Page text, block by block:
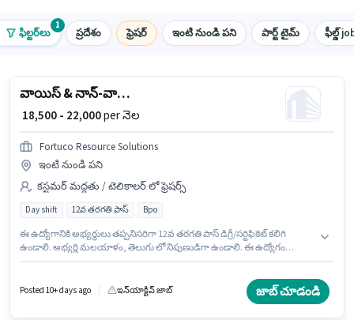
ఫిల్టర్‌లు
1
ప్రదేశం ఫ్రెషర్ ఇంటి నుండి పని పార్ట్ టైమ్ ఫీల్డ్
వాయిస్ & నాన్-వాయిస్ కస్టమర్ సపోర్ట్ ఎగ్జిక్యూటివ్
₹ 18,500 - 22,000per నెల
Fortuco Resource Solutions
ఇంటి నుండి పని
కస్టమర్ మద్దతు / టెలికాలర్ లో ఫ్రెషర్స్
Day shift 12వ తరగతి పాస్ Bpo
ఈ ఉద్యోగానికి అభ్యర్థులు తప్పనిసరిగా 12వ తరగతి పాస్ డిగ్రీ/సర్టిఫికెట్ కలిగి
ఉండాలి. అభ్యర్థి మలయాళం, తెలుగు లో నిపుణుడిగా ఉండాలి. ఈ ఉద్యోగం
shift మరియు వారానికి 6 days working ఉంటాయి. ఈ ఉద్యోగానికి Fixed జీతం
Posted 10+ days ago ఇన్‌యాక్టివ్ జాబ్ జాబ్ చూడండి